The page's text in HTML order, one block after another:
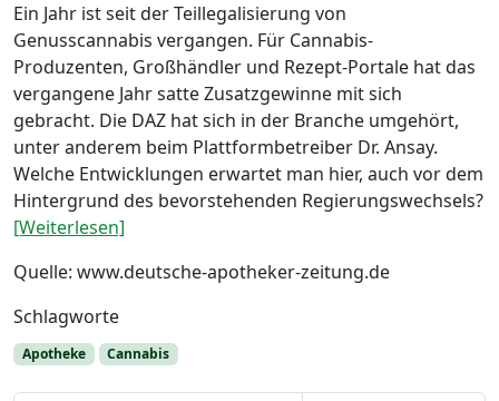
Ein Jahr ist seit der Teillegalisierung von
Genusscannabis vergangen. Für Cannabis-
Produzenten, Großhändler und Rezept-Portale hat das
vergangene Jahr satte Zusatzgewinne mit sich
gebracht. Die DAZ hat sich in der Branche umgehört,
unter anderem beim Plattformbetreiber Dr. Ansay.
Welche Entwicklungen erwartet man hier, auch vor dem
Hintergrund des bevorstehenden Regierungswechsels?
[Weiterlesen]
Quelle: www.deutsche-apotheker-zeitung.de
Schlagworte
Apotheke Cannabis